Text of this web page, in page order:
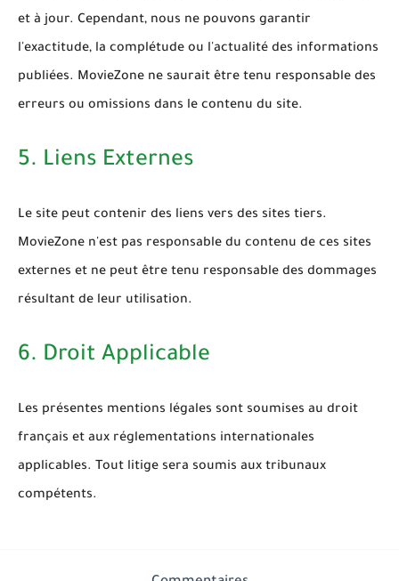
et à jour. Cependant, nous ne pouvons garantir
l'exactitude, la complétude ou l'actualité des informations
publiées. MovieZone ne saurait être tenu responsable des
erreurs ou omissions dans le contenu du site.
5. Liens Externes
Le site peut contenir des liens vers des sites tiers.
MovieZone n'est pas responsable du contenu de ces sites
externes et ne peut être tenu responsable des dommages
résultant de leur utilisation.
6. Droit Applicable
Les présentes mentions légales sont soumises au droit
français et aux réglementations internationales
applicables. Tout litige sera soumis aux tribunaux
compétents.